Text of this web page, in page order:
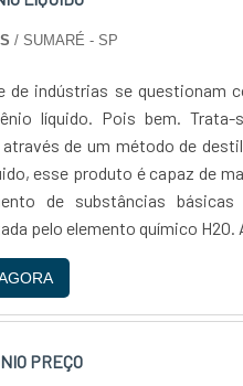
/ SUMARÉ - SP
de indústrias se questionam
líquido. Pois bem.
de um método de
esse produto é capaz de
de substâncias
pelo elemento químico H2O.
PREÇO